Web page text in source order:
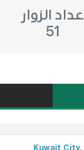
عداد الزوار
51